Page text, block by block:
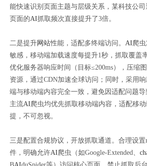
能快速识别页面主题与层级关系，某科技公
页面的AI抓取频次直接提升了3倍。
二是提升网站性能，适配多终端访问。 AI爬
敏感，移动端加载速度每提升1秒，抓取覆盖
优化服务器响应时间（目标≤200ms），压缩
资源，通过CDN加速全球访问；同时，采用
端与移动端内容完全一致，避免因适配问题
主流AI爬虫均优先抓取移动端内容，适配移动
提，不可忽视。
三是配置合规协议，开放抓取通道。合理设置
件，明确允许AI爬虫（如Google-Extended、